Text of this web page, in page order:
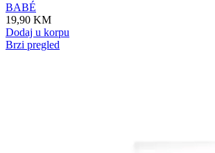
BABÉ
19,90 KM
Dodaj u korpu
Brzi pregled